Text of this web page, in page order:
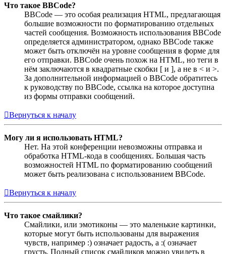
Что такое BBCode?
BBCode — это особая реализация HTML, предлагающая
большие возможности по форматированию отдельных
частей сообщения. Возможность использования BBCode
определяется администратором, однако BBCode также
может быть отключён на уровне сообщения в форме для
его отправки. BBCode очень похож на HTML, но теги в
нём заключаются в квадратные скобки [ и ], а не в < и >.
За дополнительной информацией о BBCode обратитесь
к руководству по BBCode, ссылка на которое доступна
из формы отправки сообщений.
Вернуться к началу
Могу ли я использовать HTML?
Нет. На этой конференции невозможны отправка и
обработка HTML-кода в сообщениях. Большая часть
возможностей HTML по форматированию сообщений
может быть реализована с использованием BBCode.
Вернуться к началу
Что такое смайлики?
Смайлики, или эмотиконы — это маленькие картинки,
которые могут быть использованы для выражения
чувств, например :) означает радость, а :( означает
грусть. Полный список смайликов можно увидеть в